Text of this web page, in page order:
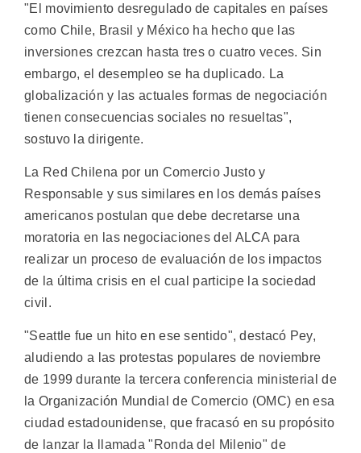
"El movimiento desregulado de capitales en países
como Chile, Brasil y México ha hecho que las
inversiones crezcan hasta tres o cuatro veces. Sin
embargo, el desempleo se ha duplicado. La
globalización y las actuales formas de negociación
tienen consecuencias sociales no resueltas",
sostuvo la dirigente.
La Red Chilena por un Comercio Justo y
Responsable y sus similares en los demás países
americanos postulan que debe decretarse una
moratoria en las negociaciones del ALCA para
realizar un proceso de evaluación de los impactos
de la última crisis en el cual participe la sociedad
civil.
"Seattle fue un hito en ese sentido", destacó Pey,
aludiendo a las protestas populares de noviembre
de 1999 durante la tercera conferencia ministerial de
la Organización Mundial de Comercio (OMC) en esa
ciudad estadounidense, que fracasó en su propósito
de lanzar la llamada "Ronda del Milenio" de